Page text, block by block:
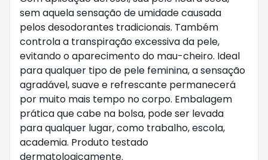
sem aquela sensação de umidade causada
pelos desodorantes tradicionais. Também
controla a transpiração excessiva da pele,
evitando o aparecimento do mau-cheiro. Ideal
para qualquer tipo de pele feminina, a sensação
agradável, suave e refrescante permanecerá
por muito mais tempo no corpo. Embalagem
prática que cabe na bolsa, pode ser levada
para qualquer lugar, como trabalho, escola,
academia. Produto testado
dermatologicamente.